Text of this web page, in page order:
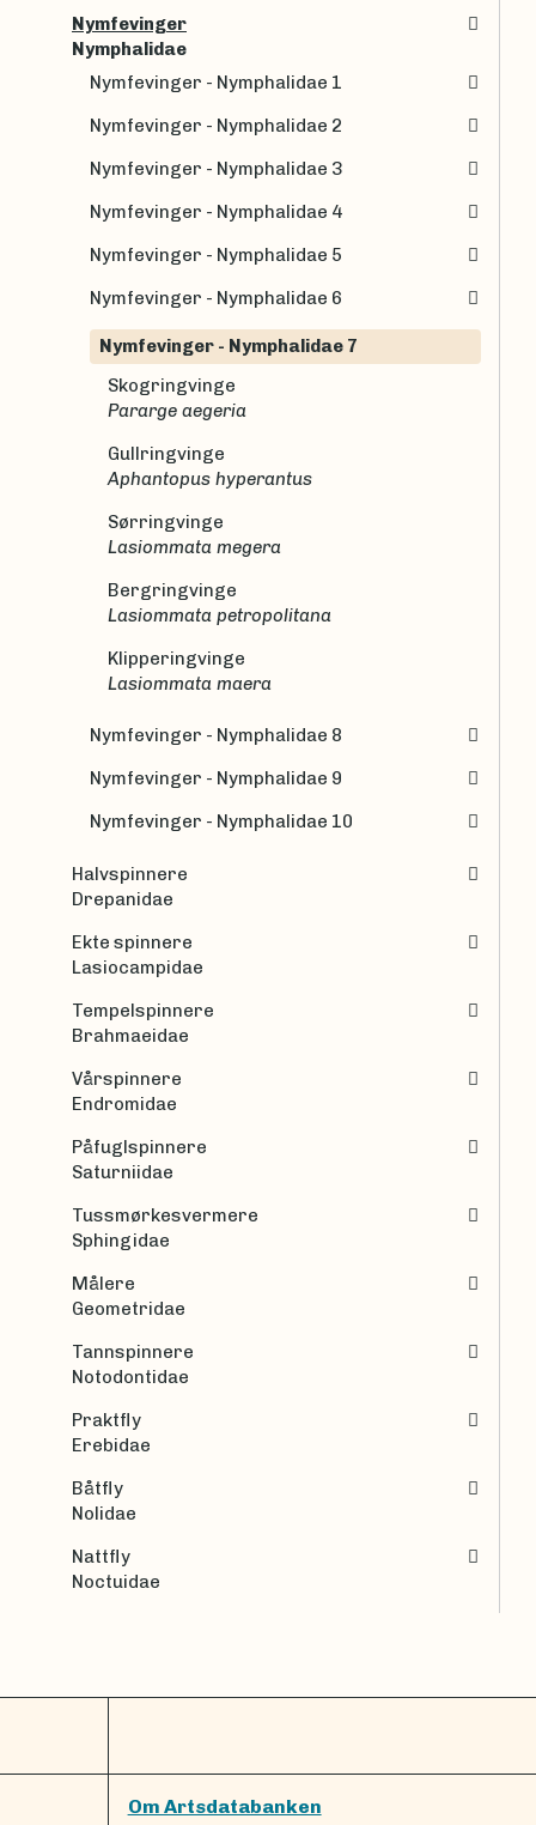
Nymfevinger
Nymphalidae
Nymfevinger - Nymphalidae 1
Nymfevinger - Nymphalidae 2
Nymfevinger - Nymphalidae 3
Nymfevinger - Nymphalidae 4
Nymfevinger - Nymphalidae 5
Nymfevinger - Nymphalidae 6
Nymfevinger - Nymphalidae 7
Skogringvinge
Pararge aegeria
Gullringvinge
Aphantopus hyperantus
Sørringvinge
Lasiommata megera
Bergringvinge
Lasiommata petropolitana
Klipperingvinge
Lasiommata maera
Nymfevinger - Nymphalidae 8
Nymfevinger - Nymphalidae 9
Nymfevinger - Nymphalidae 10
Halvspinnere
Drepanidae
Ekte spinnere
Lasiocampidae
Tempelspinnere
Brahmaeidae
Vårspinnere
Endromidae
Påfuglspinnere
Saturniidae
Tussmørkesvermere
Sphingidae
Målere
Geometridae
Tannspinnere
Notodontidae
Praktfly
Erebidae
Båtfly
Nolidae
Nattfly
Noctuidae
Om Artsdatabanken